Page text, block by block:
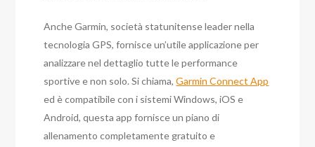
Anche Garmin, società statunitense leader nella
tecnologia GPS, fornisce un’utile applicazione per
analizzare nel dettaglio tutte le performance
sportive e non solo. Si chiama,Garmin Connect App
ed è compatibile con i sistemi Windows, iOS e
Android, questa app fornisce un piano di
allenamento completamente gratuito e